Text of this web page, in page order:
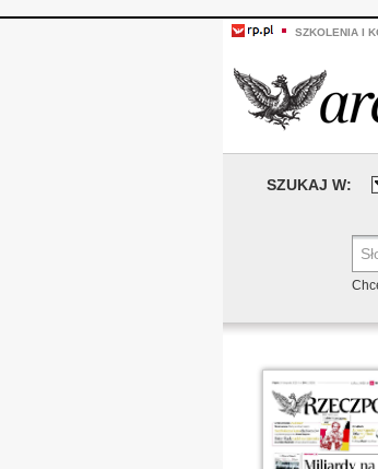
SZKOLENIA I
SZUKAJ W: